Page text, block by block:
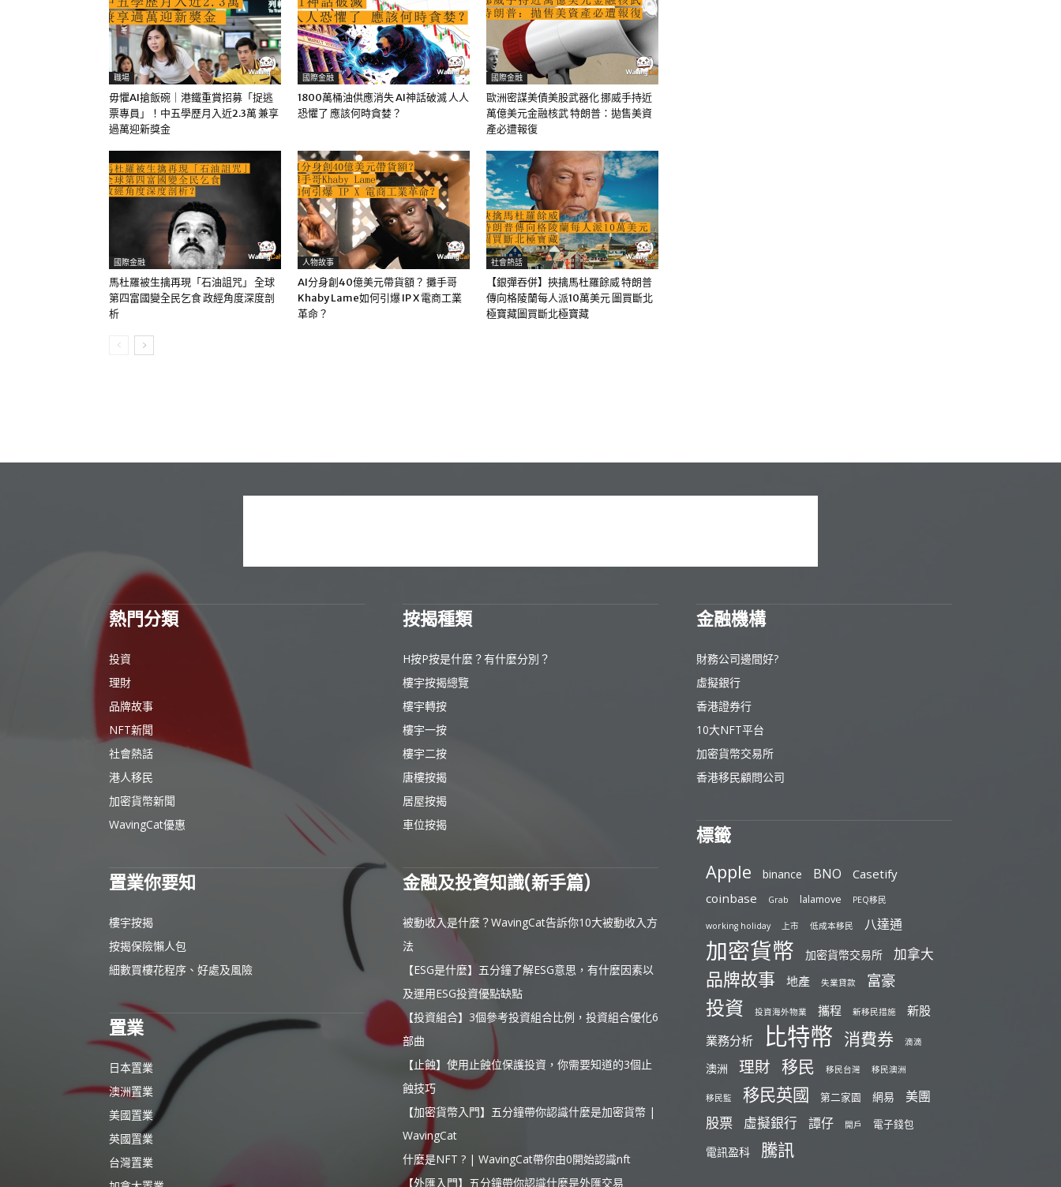
職場
毋懼AI搶飯碗｜港鐵重賞招募「捉逃
票專員」！中五學歷月入近2.3萬 兼享
過萬迎新獎金
國際金融
1800萬桶油供應消失 AI神話破滅 人人
恐懼了 應該何時貪婪？
國際金融
歐洲密謀美債美股武器化 挪威手持近
萬億美元金融核武 特朗普：拋售美資
產必遭報復
國際金融
馬杜羅被生擒再現「石油詛咒」 全球
第四富國變全民乞食 政經角度深度剖
析
人物故事
AI分身創40億美元帶貨額？ 攤手哥
Khaby Lame如何引爆 IP X 電商工業
革命？
社會熱話
【銀彈吞併】挾擒馬杜羅餘威 特朗普
傳向格陵蘭每人派10萬美元 圖買斷北
極寶藏圖買斷北極寶藏
熱門分類
投資
理財
品牌故事
NFT新聞
社會熱話
港人移民
加密貨幣新聞
WavingCat優惠
置業你要知
樓宇按揭
按揭保險懶人包
細數買樓花程序、好處及風險
置業
日本置業
澳洲置業
美國置業
英國置業
台灣置業
按揭種類
H按P按是什麼？有什麼分別？
樓宇按揭總覽
樓宇轉按
樓宇一按
樓宇二按
唐樓按揭
居屋按揭
車位按揭
金融及投資知識(新手篇)
被動收入是什麼？WavingCat告訴你10大被動收入方
法
【ESG是什麼】五分鐘了解ESG意思，有什麼因素以
及運用ESG投資優點缺點
【投資組合】3個參考投資組合比例，投資組合優化6
部曲
【止蝕】使用止蝕位保護投資，你需要知道的3個止
蝕技巧
【加密貨幣入門】五分鐘帶你認識什麼是加密貨幣 |
WavingCat
什麼是NFT ? | WavingCat帶你由0開始認識nft
【外匯入門】五分鐘帶你認識什麼是外匯交易
金融機構
財務公司邊間好?
虛擬銀行
香港證券行
10大NFT平台
加密貨幣交易所
香港移民顧問公司
標籤
Apple binance BNO
Casetify
coinbase
Grab lalamove PEQ移民
working holiday 上市 低成本移民 八達通
加密貨幣 加密貨幣交易所 加拿大
品牌故事 地產 失業貸款 富豪
投資 投資海外物業 攜程 新移民措施
新股
業務分析
比特幣 消費券 滴滴
澳洲 理財 移民 移民台灣 移民澳洲
移民監 移民英國 第二家園 網易 美團
股票 虛擬銀行 譚仔 開戶 電子錢包
電訊盈科 騰訊